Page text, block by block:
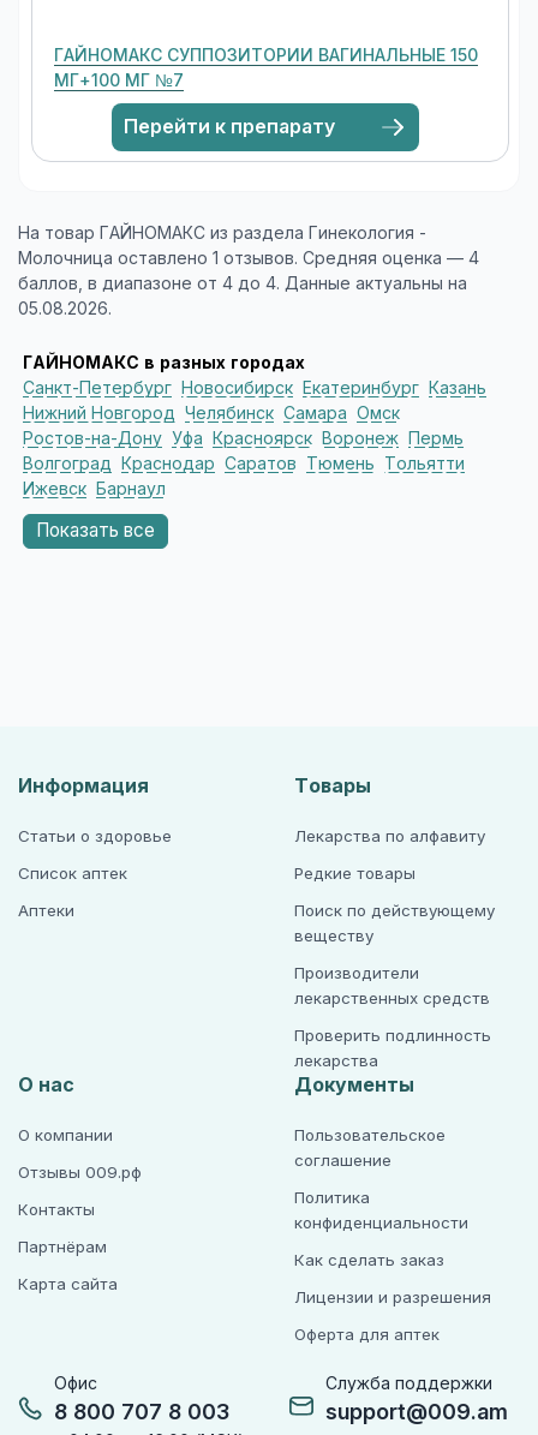
ГАЙНОМАКС СУППОЗИТОРИИ ВАГИНАЛЬНЫЕ 150
МГ+100 МГ №7
Перейти к препарату
На товар ГАЙНОМАКС из раздела Гинекология -
Молочница оставлено 1 отзывов. Средняя оценка — 4
баллов, в диапазоне от 4 до 4. Данные актуальны на
05.08.2026.
ГАЙНОМАКС в разных городах
Санкт-Петербург Новосибирск Екатеринбург Казань
Нижний Новгород Челябинск Самара Омск
Ростов-на-Дону Уфа Красноярск Воронеж Пермь
Волгоград Краснодар Саратов Тюмень
Тольятти
Ижевск Барнаул
Показать все
Офис
8 800 707 8 003
Служба поддержки
support@009.am
Информация
Статьи о здоровье
Список аптек
Аптеки
Товары
Лекарства по алфавиту
Редкие товары
Поиск по действующему
веществу
Производители
лекарственных средств
Проверить подлинность
лекарства
О нас
О компании
Отзывы 009.рф
Контакты
Партнёрам
Карта сайта
Документы
Пользовательское
соглашение
Политика
конфиденциальности
Как сделать заказ
Лицензии и разрешения
Оферта для аптек